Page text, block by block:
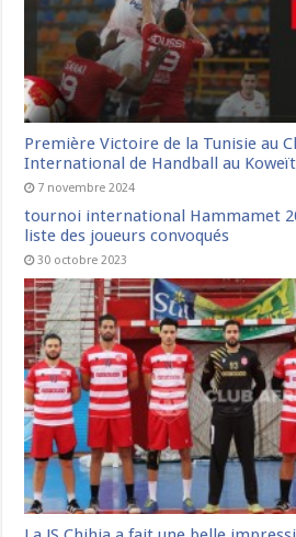
Première Victoire de la Tunisie au
International de Handball au Koweït
7 novembre 2024
tournoi international Hammamet
liste des joueurs convoqués
30 octobre 2023